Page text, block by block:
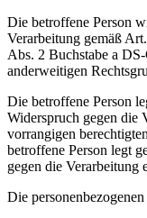
Die betroffene Person
Verarbeitung gemäß
Abs. 2 Buchstabe a
anderweitigen
Die betroffene Person
Widerspruch gegen die
vorrangigen
betroffene Person legt
gegen die Verarbeitung
Die